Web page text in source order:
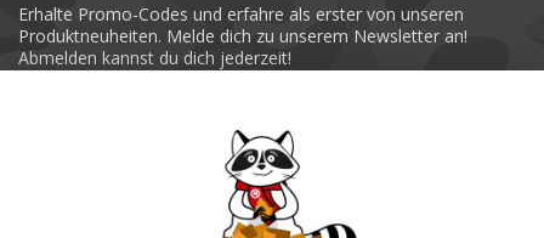
Erhalte Promo-Codes und erfahre als erster von unseren
Produktneuheiten. Melde dich zu unserem Newsletter an!
Abmelden kannst du dich jederzeit!
Absenden